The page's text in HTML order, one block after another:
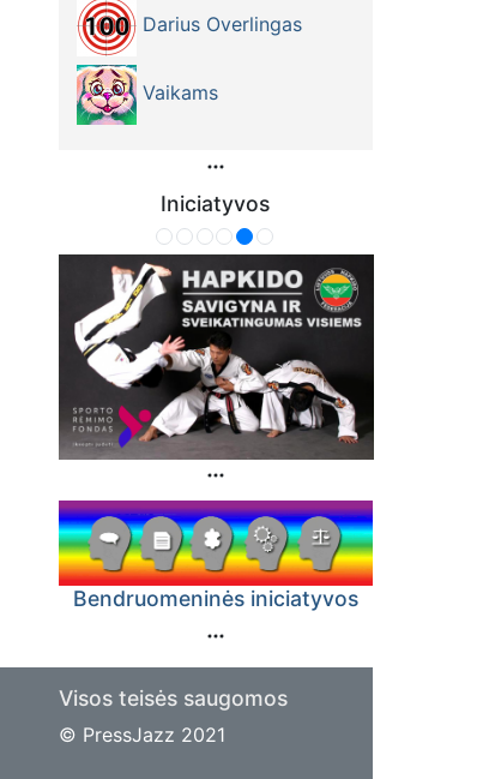
Darius Overlingas
Vaikams
Iniciatyvos
Bendruomeninės iniciatyvos
Visos teisės saugomos
© PressJazz 2021